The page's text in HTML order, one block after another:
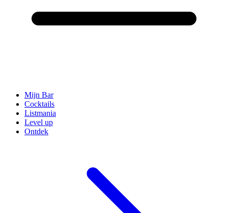
Mijn Bar
Cocktails
Listmania
Level up
Ontdek